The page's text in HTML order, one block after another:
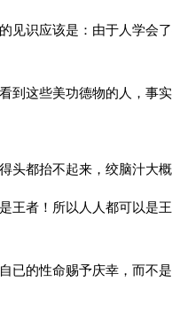
见识应该是：由于人学会
到这些美功德物的人，事
头都抬不起来，绞脑汁大
王者！所以人人都可以是
已的性命赐予庆幸，而不是